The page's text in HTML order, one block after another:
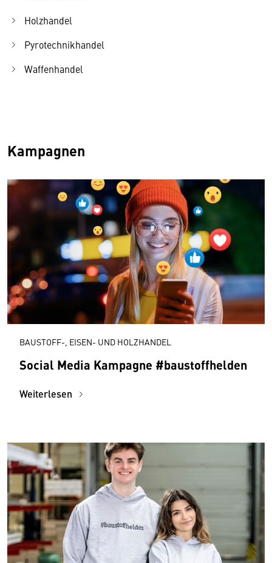
Holzhandel
Pyrotechnikhandel
Waffenhandel
Kampagnen
BAUSTOFF-, EISEN- UND HOLZHANDEL
Social Media Kampagne #baustoffhelden
Weiterlesen